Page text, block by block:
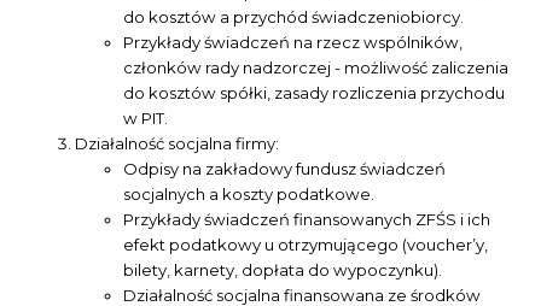
do kosztów a przychód świadczeniobiorcy.
Przykłady świadczeń na rzecz wspólników,
członków rady nadzorczej - możliwość zaliczenia
do kosztów spółki, zasady rozliczenia przychodu
w PIT.
Działalność socjalna firmy:
Odpisy na zakładowy fundusz świadczeń
socjalnych a koszty podatkowe.
Przykłady świadczeń finansowanych ZFŚS i ich
efekt podatkowy u otrzymującego (voucher’y,
bilety, karnety, dopłata do wypoczynku).
Działalność socjalna finansowana ze środków